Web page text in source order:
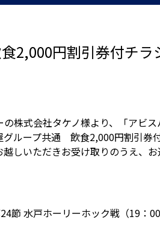
食2,000円割引券付チ
株式会社タケノ様より、「アビ
ループ共通 飲食2,000円割引券
しいただきお受け取りのうえ、
節 水戸ホーリーホック戦（19：